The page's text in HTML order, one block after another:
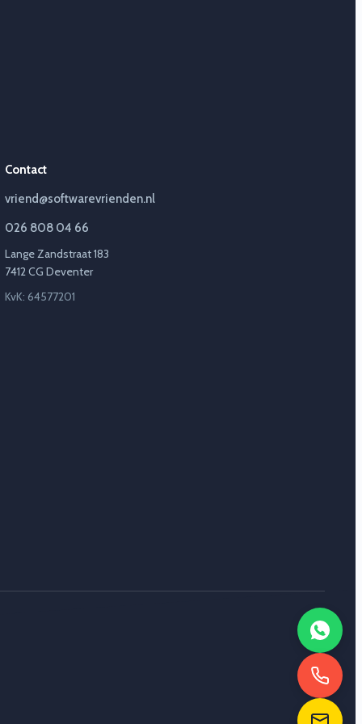
Contact
vriend@softwarevrienden.nl
026 808 04 66
Lange Zandstraat 183
7412 CG Deventer
KvK: 64577201